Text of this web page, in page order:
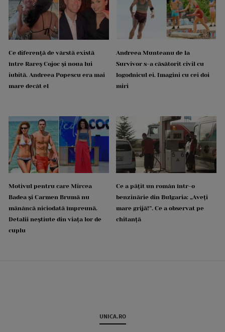
Ce diferență de vârstă există
între Rareș Cojoc și noua lui
iubită. Andreea Popescu era mai
mare decât el
Andreea Munteanu de la
Survivor s-a căsătorit civil cu
logodnicul ei. Imagini cu cei doi
miri
Motivul pentru care Mircea
Badea și Carmen Brumă nu
mănâncă niciodată împreună.
Detalii neștiute din viața lor de
cuplu
Ce a pățit un român într-o
benzinărie din Bulgaria: „Aveți
mare grijă!”. Ce a observat pe
chitanță
UNICA.RO